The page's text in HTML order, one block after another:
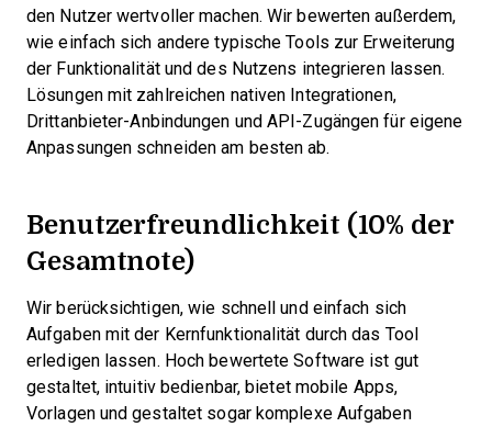
den Nutzer wertvoller machen. Wir bewerten außerdem,
wie einfach sich andere typische Tools zur Erweiterung
der Funktionalität und des Nutzens integrieren lassen.
Lösungen mit zahlreichen nativen Integrationen,
Drittanbieter-Anbindungen und API-Zugängen für eigene
Anpassungen schneiden am besten ab.
Benutzerfreundlichkeit (10% der
Gesamtnote)
Wir berücksichtigen, wie schnell und einfach sich
Aufgaben mit der Kernfunktionalität durch das Tool
erledigen lassen. Hoch bewertete Software ist gut
gestaltet, intuitiv bedienbar, bietet mobile Apps,
Vorlagen und gestaltet sogar komplexe Aufgaben